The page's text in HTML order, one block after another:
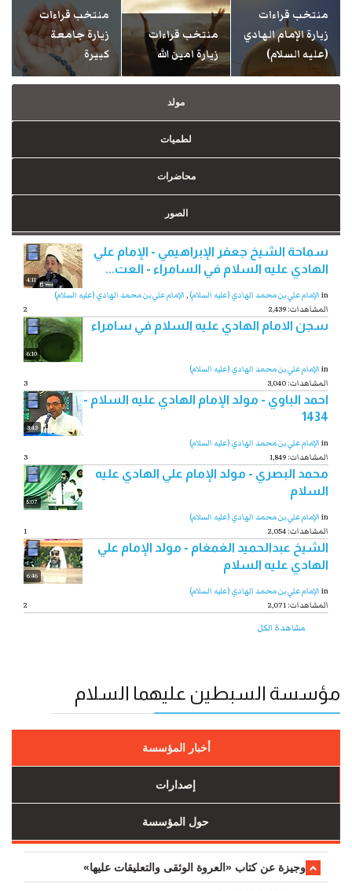
منتخب قراءات
زيارة الإمام الهادي
(عليه السلام)
منتخب قراءات
زيارة امين الله
منتخب قراءات
زيارة جامعة
كبيرة
مولد
لطمیات
محاضرات
الصور
4:11
سماحة الشيخ جعفر الإبراهيمي - الإمام علي
الهادي عليه السلام في السامراء - العت...
inالإمام علي بن محمد الهادي (عليه السلام),الإمام علي بن محمد الهادي (عليه السلام)
2
2,439 :المشاهدات
6:10
سجن الامام الهادي عليه السلام في سامراء
inالإمام علي بن محمد الهادي (عليه السلام)
3
3,040 :المشاهدات
3:43
احمد الباوي - مولد الإمام الهادي عليه السلام -
1434
inالإمام علي بن محمد الهادي (عليه السلام)
3
1,849 :المشاهدات
5:07
محمد البصري - مولد الإمام علي الهادي عليه
السلام
inالإمام علي بن محمد الهادي (عليه السلام)
1
2,054 :المشاهدات
6:46
الشيخ عبدالحميد الغمغام - مولد الإمام علي
الهادي عليه السلام
inالإمام علي بن محمد الهادي (عليه السلام)
2
2,071 :المشاهدات
مشاهدة الكل
مؤسسة السبطين عليهما السلام
أخبار المؤسسة
إصدارات
حول المؤسسة
وجیزة عن کتاب «العروة الوثقی والتعلیقات علیها»